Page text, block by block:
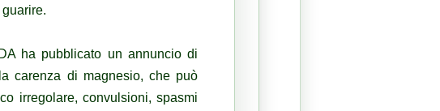
ha pubblicato un annuncio di
carenza di magnesio, che può
irregolare, convulsioni, spasmi